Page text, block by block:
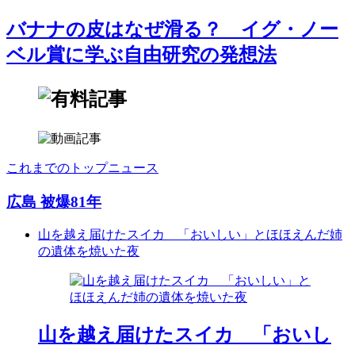
バナナの皮はなぜ滑る？ イグ・ノー
ベル賞に学ぶ自由研究の発想法
これまでのトップニュース
広島 被爆81年
山を越え届けたスイカ 「おいしい」とほほえんだ姉
の遺体を焼いた夜
山を越え届けたスイカ 「おいし